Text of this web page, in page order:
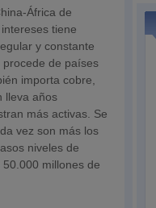
África de
tiene
y constante
procede de países
importa cobre,
lleva años
más activas. Se
vez son más los
niveles de
millones de